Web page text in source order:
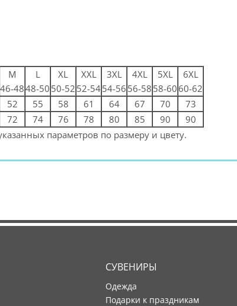
M
46-48
L
48-50
XL
50-52
XXL
52-54
3XL
54-56
4XL
56-58
5XL
58-60
6XL
60-62
52 55 58 61 64 67 70
73
72 74 76 78 80 85 90
90
параметров по размеру и цвету.
СУВЕНИРЫ
Одежда
Подарки к праздникам